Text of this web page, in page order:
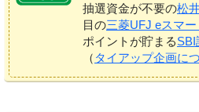
抽選資金が不要の松
目の三菱UFJ eスマ
ポイントが貯まるSBI
（ タイアップ企画に